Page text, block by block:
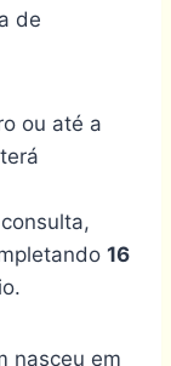
de
ou até a
16
nasceu em